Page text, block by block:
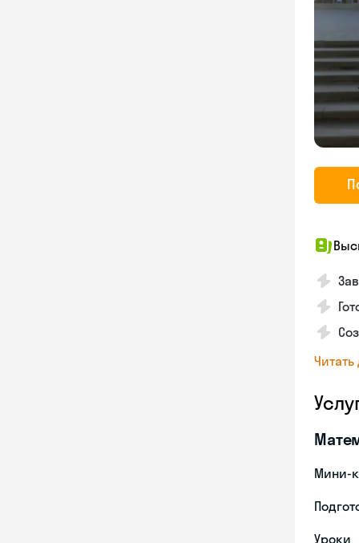
Мини-
Уроки